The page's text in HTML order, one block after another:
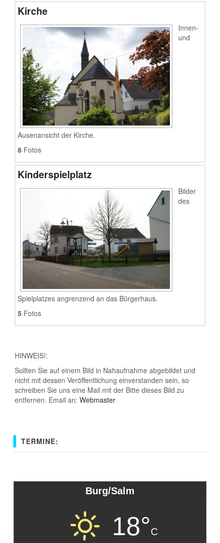
Kirche
Innen-
und
Ausenansicht der Kirche.
8 Fotos
Kinderspielplatz
Bilder
des
Spielplatzes angrenzend an das Bürgerhaus.
5 Fotos
HINWEIS!:
Sollten Sie auf einem Bild in Nahaufnahme abgebildet und
nicht mit dessen Veröffentlichung einverstanden sein, so
schreiben Sie uns eine Mail mit der Bitte dieses Bild zu
entfernen. Email an: Webmaster
TERMINE:
Burg/Salm
18°C